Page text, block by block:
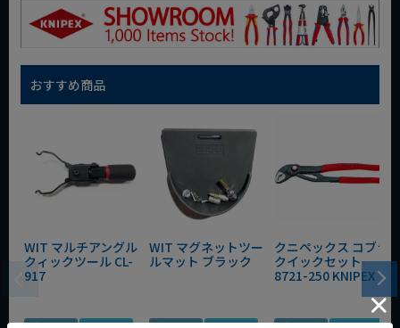
おすすめ商品
WIT マルチアングル
クィックツール CL-
917
WIT マグネットツー
ルマット ブラック
クニペックス コブラ
クイックセット
8721-250 KNIPEX